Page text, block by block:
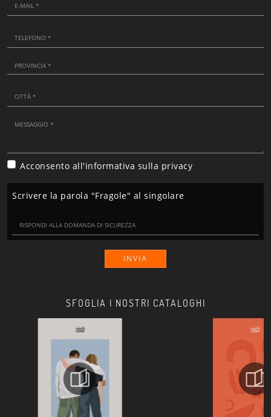
SFOGLIA I NOSTRI CATALOGHI
Acconsento all'informativa sulla privacy
Scrivere la parola "Fragole" al singolare
INVIA